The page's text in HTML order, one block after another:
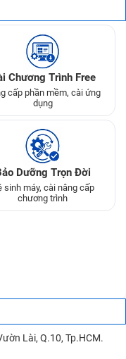
Chương Trình Free
cấp phần mềm, cài ứng
dụng
Dưỡng Trọn Đời
sinh máy, cài nâng cấp
chương trình
Lài, Q.10, Tp.HCM.